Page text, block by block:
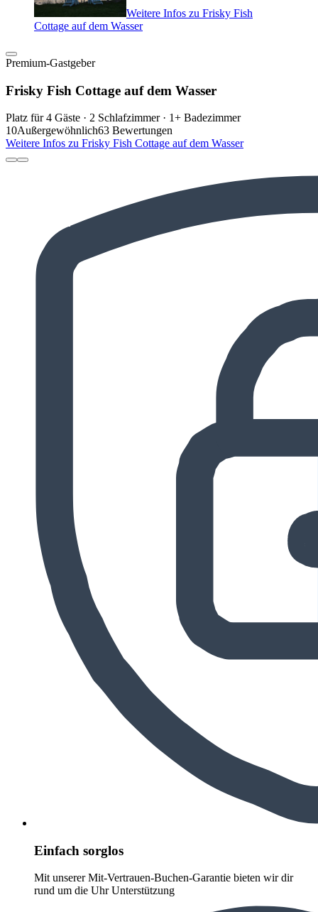
Weitere Infos zu Frisky Fish
Cottage auf dem Wasser
Premium-Gastgeber
Frisky Fish Cottage auf dem Wasser
Platz für 4 Gäste · 2 Schlafzimmer · 1+ Badezimmer
10Außergewöhnlich63 Bewertungen
Weitere Infos zu Frisky Fish Cottage auf dem Wasser
Einfach sorglos
Mit unserer Mit-Vertrauen-Buchen-Garantie bieten wir dir
rund um die Uhr Unterstützung